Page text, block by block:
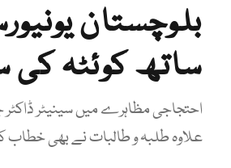
بلوچستان
ساتھ کوئٹہ کی
احتجاجی مظاہرے میں سینیٹر ڈاکٹر
علاوہ طلبہ و طالبات نے بھی خطاب